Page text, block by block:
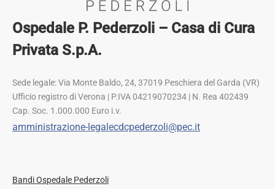
Ospedale P. Pederzoli – Casa di Cura
Privata S.p.A.
Sede legale: Via Monte Baldo, 24, 37019 Peschiera del Garda (VR)
Ufficio registro di Verona | P.IVA 04219070234 | N. Rea 402439
Cap. Soc. 1.000.000 Euro i.v.
amministrazione-legalecdcpederzoli@pec.it
Bandi Ospedale Pederzoli